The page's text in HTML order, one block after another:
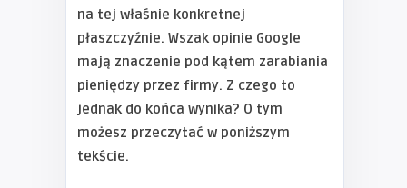
na tej właśnie konkretnej
płaszczyźnie. Wszak opinie Google
mają znaczenie pod kątem zarabiania
pieniędzy przez firmy. Z czego to
jednak do końca wynika? O tym
możesz przeczytać w poniższym
tekście.